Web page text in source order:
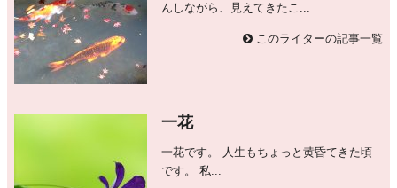
んしながら、見えてきたこ...
このライターの記事一覧
一花
一花です。 人生もちょっと黄昏てきた頃
です。 私...